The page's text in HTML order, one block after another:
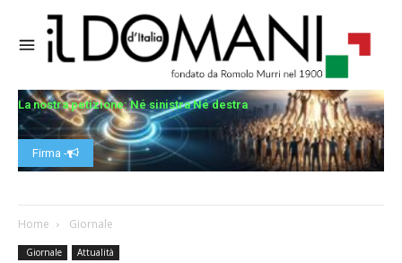
La nostra petizione: Né sinistra Né destra
Firma -
Home Giornale
Giornale Attualità